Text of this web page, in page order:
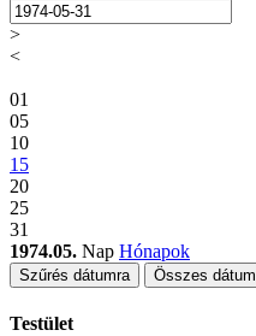
>
<
01
05
10
15
20
25
31
1974.05. Nap Hónapok
Szűrés dátumra Összes dátum
Testület